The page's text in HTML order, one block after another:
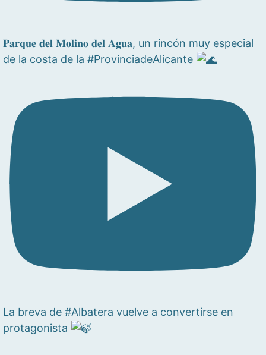
𝐏𝐚𝐫𝐪𝐮𝐞 𝐝𝐞𝐥 𝐌𝐨𝐥𝐢𝐧𝐨 𝐝𝐞𝐥 𝐀𝐠𝐮𝐚, un rincón muy especial
de la costa de la #ProvinciadeAlicante
La breva de #Albatera vuelve a convertirse en
protagonista